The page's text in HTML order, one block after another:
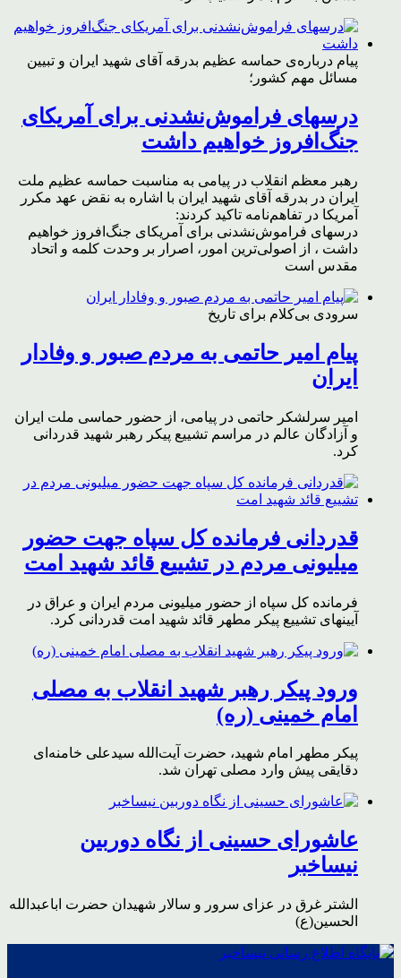
پیام درباره‌ی حماسه عظیم بدرقه آقای شهید ایران و تبیین
مسائل مهم کشور؛
درسهای فراموش‌نشدنی برای آمریکای
جنگ‌افروز خواهیم داشت
رهبر معظم انقلاب در پیامی به مناسبت حماسه عظیم ملت
ایران در بدرقه آقای شهید ایران با اشاره به نقض عهد مکرر
آمریکا در تفاهم‌نامه تاکید کردند:
درسهای فراموش‌نشدنی برای آمریکای جنگ‌افروز خواهیم
داشت ، از اصولی‌ترین امور، اصرار بر وحدت کلمه و اتحاد
مقدس است
سرودی بی‌کلام برای تاریخ
پیام امیر حاتمی به مردم صبور و وفادار
ایران
امیر سرلشکر حاتمی در پیامی، از حضور حماسی ملت ایران
و آزادگان عالم در مراسم تشییع پیکر رهبر شهید قدردانی
کرد.
قدردانی فرمانده کل سپاه جهت حضور
میلیونی مردم در تشییع قائد شهید امت
فرمانده کل سپاه از حضور میلیونی مردم ایران و عراق در
آیینهای تشییع پیکر مطهر قائد شهید امت قدردانی کرد.
ورود پیکر رهبر شهید انقلاب به مصلی
امام خمینی (ره)
پیکر مطهر امام شهید،‌ حضرت آیت‌الله سیدعلی خامنه‌ای
دقایقی پیش وارد مصلی تهران شد.
عاشورای حسینی از نگاه دوربین
نیساخبر
الشتر غرق در عزای سرور و سالار شهیدان حضرت اباعبدالله
الحسین(ع)